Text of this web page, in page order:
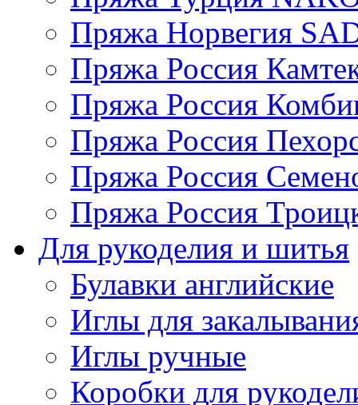
Пряжа Норвегия
Пряжа Россия
Пряжа Россия
Пряжа Россия
Пряжа Россия
Пряжа Россия
Для рукоделия и шитья
Булавки английские
Иглы для
Иглы ручные
Коробки для